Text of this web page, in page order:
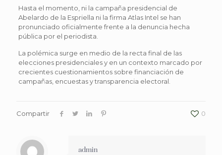
Hasta el momento, ni la campaña presidencial de
Abelardo de la Espriella ni la firma Atlas Intel se han
pronunciado oficialmente frente a la denuncia hecha
pública por el periodista.
La polémica surge en medio de la recta final de las
elecciones presidenciales y en un contexto marcado por
crecientes cuestionamientos sobre financiación de
campañas, encuestas y transparencia electoral.
Compartir 0
admin